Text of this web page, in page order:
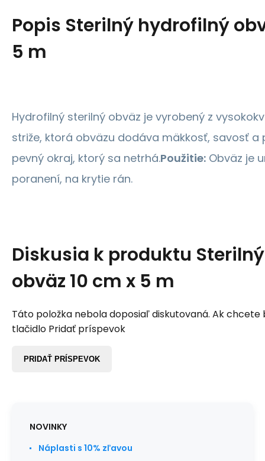
Popis Sterilný hydrofilný
5 m
Hydrofilný sterilný obväz je vyrobený z
striže, ktorá obväzu dodáva mäkkosť, savosť a
pevný okraj, ktorý sa netrhá.Použitie: Obväz je
poranení, na krytie rán.
Diskusia k produktu
obväz 10 cm x 5 m
Táto položka nebola doposiaľ diskutovaná. Ak chcete
tlačidlo Pridať príspevok
PRIDAŤ PRÍSPEVOK
NOVINKY
Náplasti s 10% zľavou